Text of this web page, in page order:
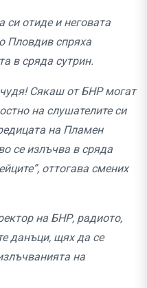
си отиде и неговата
Пловдив спряха
в сряда сутрин.
Сякаш от БНР могат
на слушателите си
на Пламен
се излъчва в сряда
оттогава смених
на БНР, радиото,
данъци, щях да се
на